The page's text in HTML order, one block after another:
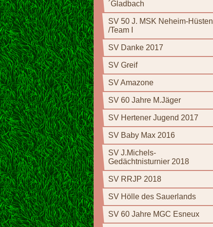
´Gladbach
SV 50 J. MSK Neheim-Hüsten
/Team I
SV Danke 2017
SV Greif
SV Amazone
SV 60 Jahre M.Jäger
SV Hertener Jugend 2017
SV Baby Max 2016
SV J.Michels-
Gedächtnisturnier 2018
SV RRJP 2018
SV Hölle des Sauerlands
SV 60 Jahre MGC Esneux